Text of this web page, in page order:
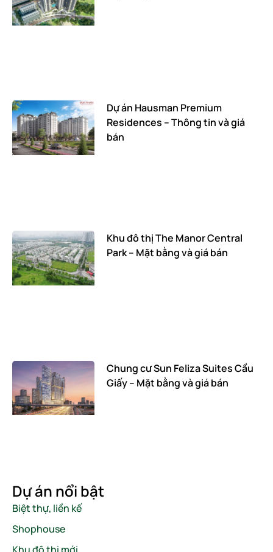
Dự án Hausman Premium
Residences – Thông tin và giá
bán
Khu đô thị The Manor Central
Park – Mặt bằng và giá bán
Chung cư Sun Feliza Suites Cầu
Giấy – Mặt bằng và giá bán
Dự án nổi bật
Biệt thự, liền kế
Shophouse